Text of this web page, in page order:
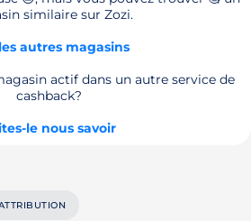
similaire sur Zozi.
autres magasins
actif dans un autre service de
cashback?
le nous savoir